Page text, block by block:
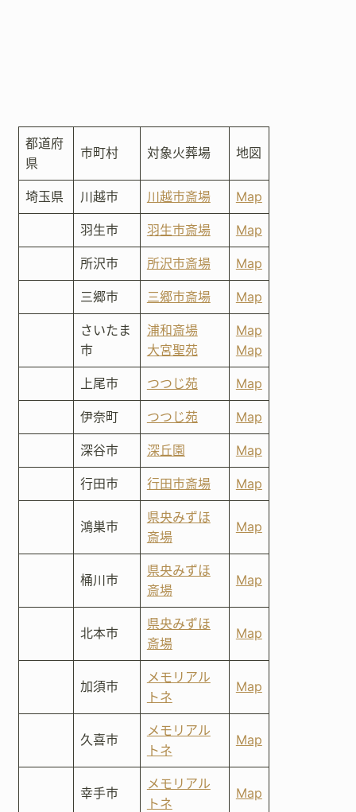
都道府
県
市町村 対象火葬場 地図
埼玉県 川越市 川越市斎場 Map
羽生市 羽生市斎場 Map
所沢市 所沢市斎場 Map
三郷市 三郷市斎場 Map
さいたま
市
浦和斎場
大宮聖苑
Map
Map
上尾市 つつじ苑 Map
伊奈町 つつじ苑 Map
深谷市 深丘園 Map
行田市 行田市斎場 Map
鴻巣市
県央みずほ
斎場
Map
桶川市
県央みずほ
斎場
Map
北本市
県央みずほ
斎場
Map
加須市
メモリアル
トネ
Map
久喜市
メモリアル
トネ
Map
幸手市
メモリアル
トネ
Map